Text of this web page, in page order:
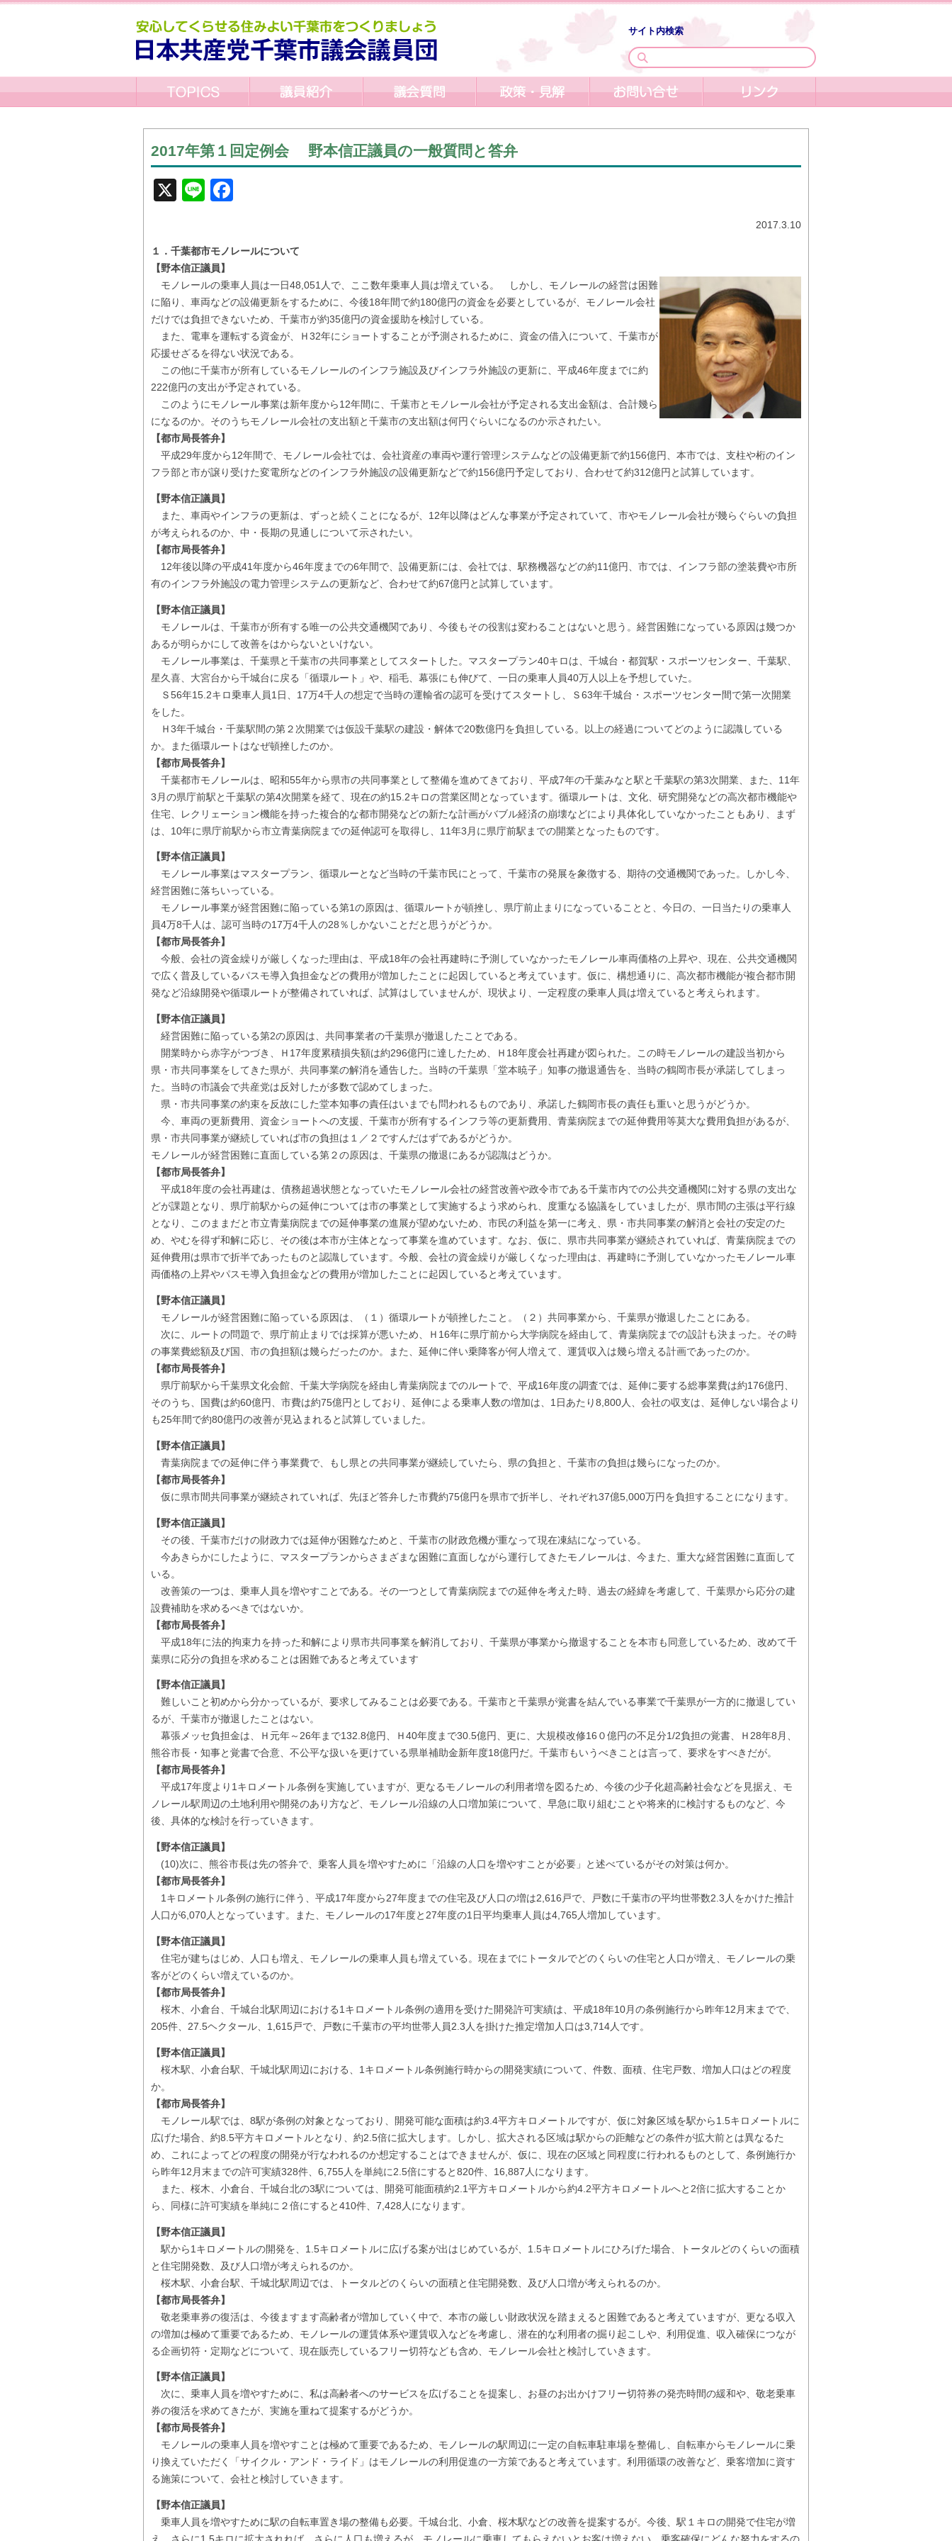
サイト内検索
2017年第１回定例会 野本信正議員の一般質問と答弁
X Line
2017.3.10
１．千葉都市モノレールについて
【野本信正議員】
モノレールの乗車人員は一日48,051人で、ここ数年乗車人員は増えている。 しかし、モノレールの経営は困難
に陥り、車両などの設備更新をするために、今後18年間で約180億円の資金を必要としているが、モノレール会社
だけでは負担できないため、千葉市が約35億円の資金援助を検討している。
また、電車を運転する資金が、Ｈ32年にショートすることが予測されるために、資金の借入について、千葉市が
応援せざるを得ない状況である。
この他に千葉市が所有しているモノレールのインフラ施設及びインフラ外施設の更新に、平成46年度までに約
222億円の支出が予定されている。
このようにモノレール事業は新年度から12年間に、千葉市とモノレール会社が予定される支出金額は、合計幾ら
になるのか。そのうちモノレール会社の支出額と千葉市の支出額は何円ぐらいになるのか示されたい。
【都市局長答弁】
平成29年度から12年間で、モノレール会社では、会社資産の車両や運行管理システムなどの設備更新で約156億円、本市では、支柱や桁のイン
フラ部と市が譲り受けた変電所などのインフラ外施設の設備更新などで約156億円予定しており、合わせて約312億円と試算しています。
【野本信正議員】
また、車両やインフラの更新は、ずっと続くことになるが、12年以降はどんな事業が予定されていて、市やモノレール会社が幾らぐらいの負担
が考えられるのか、中・長期の見通しについて示されたい。
【都市局長答弁】
12年後以降の平成41年度から46年度までの6年間で、設備更新には、会社では、駅務機器などの約11億円、市では、インフラ部の塗装費や市所
有のインフラ外施設の電力管理システムの更新など、合わせて約67億円と試算しています。
【野本信正議員】
モノレールは、千葉市が所有する唯一の公共交通機関であり、今後もその役割は変わることはないと思う。経営困難になっている原因は幾つか
あるが明らかにして改善をはからないといけない。
モノレール事業は、千葉県と千葉市の共同事業としてスタートした。マスタープラン40キロは、千城台・都賀駅・スポーツセンター、千葉駅、
星久喜、大宮台から千城台に戻る「循環ルート」や、稲毛、幕張にも伸びて、一日の乗車人員40万人以上を予想していた。
Ｓ56年15.2キロ乗車人員1日、17万4千人の想定で当時の運輸省の認可を受けてスタートし、Ｓ63年千城台・スポーツセンター間で第一次開業
をした。
Ｈ3年千城台・千葉駅間の第２次開業では仮設千葉駅の建設・解体で20数億円を負担している。以上の経過についてどのように認識している
か。また循環ルートはなぜ頓挫したのか。
【都市局長答弁】
千葉都市モノレールは、昭和55年から県市の共同事業として整備を進めてきており、平成7年の千葉みなと駅と千葉駅の第3次開業、また、11年
3月の県庁前駅と千葉駅の第4次開業を経て、現在の約15.2キロの営業区間となっています。循環ルートは、文化、研究開発などの高次都市機能や
住宅、レクリェーション機能を持った複合的な都市開発などの新たな計画がバブル経済の崩壊などにより具体化していなかったこともあり、まず
は、10年に県庁前駅から市立青葉病院までの延伸認可を取得し、11年3月に県庁前駅までの開業となったものです。
【野本信正議員】
モノレール事業はマスタープラン、循環ルーとなど当時の千葉市民にとって、千葉市の発展を象徴する、期待の交通機関であった。しかし今、
経営困難に落ちいっている。
モノレール事業が経営困難に陥っている第1の原因は、循環ルートが頓挫し、県庁前止まりになっていることと、今日の、一日当たりの乗車人
員4万8千人は、認可当時の17万4千人の28％しかないことだと思うがどうか。
【都市局長答弁】
今般、会社の資金繰りが厳しくなった理由は、平成18年の会社再建時に予測していなかったモノレール車両価格の上昇や、現在、公共交通機関
で広く普及しているパスモ導入負担金などの費用が増加したことに起因していると考えています。仮に、構想通りに、高次都市機能が複合都市開
発など沿線開発や循環ルートが整備されていれば、試算はしていませんが、現状より、一定程度の乗車人員は増えていると考えられます。
【野本信正議員】
経営困難に陥っている第2の原因は、共同事業者の千葉県が撤退したことである。
開業時から赤字がつづき、Ｈ17年度累積損失額は約296億円に達したため、Ｈ18年度会社再建が図られた。この時モノレールの建設当初から
県・市共同事業をしてきた県が、共同事業の解消を通告した。当時の千葉県「堂本暁子」知事の撤退通告を、当時の鶴岡市長が承諾してしまっ
た。当時の市議会で共産党は反対したが多数で認めてしまった。
県・市共同事業の約束を反故にした堂本知事の責任はいまでも問われるものであり、承諾した鶴岡市長の責任も重いと思うがどうか。
今、車両の更新費用、資金ショートへの支援、千葉市が所有するインフラ等の更新費用、青葉病院までの延伸費用等莫大な費用負担があるが、
県・市共同事業が継続していれば市の負担は１／２ですんだはずであるがどうか。
モノレールが経営困難に直面している第２の原因は、千葉県の撤退にあるが認識はどうか。
【都市局長答弁】
平成18年度の会社再建は、債務超過状態となっていたモノレール会社の経営改善や政令市である千葉市内での公共交通機関に対する県の支出な
どが課題となり、県庁前駅からの延伸については市の事業として実施するよう求められ、度重なる協議をしていましたが、県市間の主張は平行線
となり、このままだと市立青葉病院までの延伸事業の進展が望めないため、市民の利益を第一に考え、県・市共同事業の解消と会社の安定のた
め、やむを得ず和解に応じ、その後は本市が主体となって事業を進めています。なお、仮に、県市共同事業が継続されていれば、青葉病院までの
延伸費用は県市で折半であったものと認識しています。今般、会社の資金繰りが厳しくなった理由は、再建時に予測していなかったモノレール車
両価格の上昇やパスモ導入負担金などの費用が増加したことに起因していると考えています。
【野本信正議員】
モノレールが経営困難に陥っている原因は、（１）循環ルートが頓挫したこと。（２）共同事業から、千葉県が撤退したことにある。
次に、ルートの問題で、県庁前止まりでは採算が悪いため、Ｈ16年に県庁前から大学病院を経由して、青葉病院までの設計も決まった。その時
の事業費総額及び国、市の負担額は幾らだったのか。また、延伸に伴い乗降客が何人増えて、運賃収入は幾ら増える計画であったのか。
【都市局長答弁】
県庁前駅から千葉県文化会館、千葉大学病院を経由し青葉病院までのルートで、平成16年度の調査では、延伸に要する総事業費は約176億円、
そのうち、国費は約60億円、市費は約75億円としており、延伸による乗車人数の増加は、1日あたり8,800人、会社の収支は、延伸しない場合より
も25年間で約80億円の改善が見込まれると試算していました。
【野本信正議員】
青葉病院までの延伸に伴う事業費で、もし県との共同事業が継続していたら、県の負担と、千葉市の負担は幾らになったのか。
【都市局長答弁】
仮に県市間共同事業が継続されていれば、先ほど答弁した市費約75億円を県市で折半し、それぞれ37億5,000万円を負担することになります。
【野本信正議員】
その後、千葉市だけの財政力では延伸が困難なためと、千葉市の財政危機が重なって現在凍結になっている。
今あきらかにしたように、マスタープランからさまざまな困難に直面しながら運行してきたモノレールは、今また、重大な経営困難に直面して
いる。
改善策の一つは、乗車人員を増やすことである。その一つとして青葉病院までの延伸を考えた時、過去の経緯を考慮して、千葉県から応分の建
設費補助を求めるべきではないか。
【都市局長答弁】
平成18年に法的拘束力を持った和解により県市共同事業を解消しており、千葉県が事業から撤退することを本市も同意しているため、改めて千
葉県に応分の負担を求めることは困難であると考えています
【野本信正議員】
難しいこと初めから分かっているが、要求してみることは必要である。千葉市と千葉県が覚書を結んでいる事業で千葉県が一方的に撤退してい
るが、千葉市が撤退したことはない。
幕張メッセ負担金は、Ｈ元年～26年まで132.8億円、Ｈ40年度まで30.5億円、更に、大規模改修16０億円の不足分1/2負担の覚書、Ｈ28年8月、
熊谷市長・知事と覚書で合意、不公平な扱いを更けている県単補助金新年度18億円だ。千葉市もいうべきことは言って、要求をすべきだが。
【都市局長答弁】
平成17年度より1キロメートル条例を実施していますが、更なるモノレールの利用者増を図るため、今後の少子化超高齢社会などを見据え、モ
ノレール駅周辺の土地利用や開発のあり方など、モノレール沿線の人口増加策について、早急に取り組むことや将来的に検討するものなど、今
後、具体的な検討を行っていきます。
【野本信正議員】
(10)次に、熊谷市長は先の答弁で、乗客人員を増やすために「沿線の人口を増やすことが必要」と述べているがその対策は何か。
【都市局長答弁】
1キロメートル条例の施行に伴う、平成17年度から27年度までの住宅及び人口の増は2,616戸で、戸数に千葉市の平均世帯数2.3人をかけた推計
人口が6,070人となっています。また、モノレールの17年度と27年度の1日平均乗車人員は4,765人増加しています。
【野本信正議員】
住宅が建ちはじめ、人口も増え、モノレールの乗車人員も増えている。現在までにトータルでどのくらいの住宅と人口が増え、モノレールの乗
客がどのくらい増えているのか。
【都市局長答弁】
桜木、小倉台、千城台北駅周辺における1キロメートル条例の適用を受けた開発許可実績は、平成18年10月の条例施行から昨年12月末までで、
205件、27.5ヘクタール、1,615戸で、戸数に千葉市の平均世帯人員2.3人を掛けた推定増加人口は3,714人です。
【野本信正議員】
桜木駅、小倉台駅、千城北駅周辺における、1キロメートル条例施行時からの開発実績について、件数、面積、住宅戸数、増加人口はどの程度
か。
【都市局長答弁】
モノレール駅では、8駅が条例の対象となっており、開発可能な面積は約3.4平方キロメートルですが、仮に対象区域を駅から1.5キロメートルに
広げた場合、約8.5平方キロメートルとなり、約2.5倍に拡大します。しかし、拡大される区域は駅からの距離などの条件が拡大前とは異なるた
め、これによってどの程度の開発が行なわれるのか想定することはできませんが、仮に、現在の区域と同程度に行われるものとして、条例施行か
ら昨年12月末までの許可実績328件、6,755人を単純に2.5倍にすると820件、16,887人になります。
また、桜木、小倉台、千城台北の3駅については、開発可能面積約2.1平方キロメートルから約4.2平方キロメートルへと2倍に拡大することか
ら、同様に許可実績を単純に２倍にすると410件、7,428人になります。
【野本信正議員】
駅から1キロメートルの開発を、1.5キロメートルに広げる案が出はじめているが、1.5キロメートルにひろげた場合、トータルどのくらいの面積
と住宅開発数、及び人口増が考えられるのか。
桜木駅、小倉台駅、千城北駅周辺では、トータルどのくらいの面積と住宅開発数、及び人口増が考えられるのか。
【都市局長答弁】
敬老乗車券の復活は、今後ますます高齢者が増加していく中で、本市の厳しい財政状況を踏まえると困難であると考えていますが、更なる収入
の増加は極めて重要であるため、モノレールの運賃体系や運賃収入などを考慮し、潜在的な利用者の掘り起こしや、利用促進、収入確保につなが
る企画切符・定期などについて、現在販売しているフリー切符なども含め、モノレール会社と検討していきます。
【野本信正議員】
次に、乗車人員を増やすために、私は高齢者へのサービスを広げることを提案し、お昼のお出かけフリー切符券の発売時間の緩和や、敬老乗車
券の復活を求めてきたが、実施を重ねて提案するがどうか。
【都市局長答弁】
モノレールの乗車人員を増やすことは極めて重要であるため、モノレールの駅周辺に一定の自転車駐車場を整備し、自転車からモノレールに乗
り換えていただく「サイクル・アンド・ライド」はモノレールの利用促進の一方策であると考えています。利用循環の改善など、乗客増加に資す
る施策について、会社と検討していきます。
【野本信正議員】
乗車人員を増やすために駅の自転車置き場の整備も必要。千城台北、小倉、桜木駅などの改善を提案するが。今後、駅１キロの開発で住宅が増